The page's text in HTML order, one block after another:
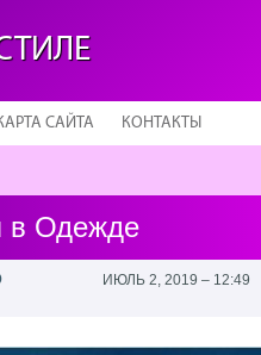
САЙТА КОНТАКТЫ
в Одежде
ИЮЛЬ 2, 2019 – 12:49